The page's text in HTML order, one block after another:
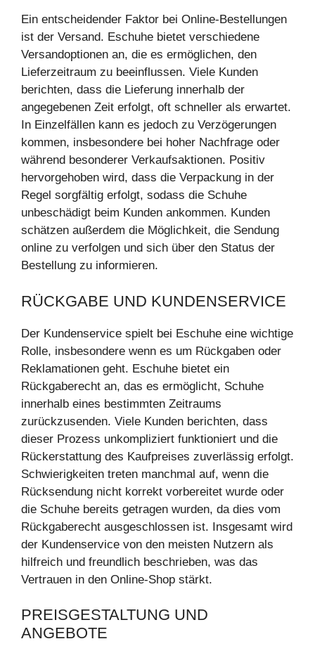
Ein entscheidender Faktor bei Online-Bestellungen
ist der Versand. Eschuhe bietet verschiedene
Versandoptionen an, die es ermöglichen, den
Lieferzeitraum zu beeinflussen. Viele Kunden
berichten, dass die Lieferung innerhalb der
angegebenen Zeit erfolgt, oft schneller als erwartet.
In Einzelfällen kann es jedoch zu Verzögerungen
kommen, insbesondere bei hoher Nachfrage oder
während besonderer Verkaufsaktionen. Positiv
hervorgehoben wird, dass die Verpackung in der
Regel sorgfältig erfolgt, sodass die Schuhe
unbeschädigt beim Kunden ankommen. Kunden
schätzen außerdem die Möglichkeit, die Sendung
online zu verfolgen und sich über den Status der
Bestellung zu informieren.
RÜCKGABE UND KUNDENSERVICE
Der Kundenservice spielt bei Eschuhe eine wichtige
Rolle, insbesondere wenn es um Rückgaben oder
Reklamationen geht. Eschuhe bietet ein
Rückgaberecht an, das es ermöglicht, Schuhe
innerhalb eines bestimmten Zeitraums
zurückzusenden. Viele Kunden berichten, dass
dieser Prozess unkompliziert funktioniert und die
Rückerstattung des Kaufpreises zuverlässig erfolgt.
Schwierigkeiten treten manchmal auf, wenn die
Rücksendung nicht korrekt vorbereitet wurde oder
die Schuhe bereits getragen wurden, da dies vom
Rückgaberecht ausgeschlossen ist. Insgesamt wird
der Kundenservice von den meisten Nutzern als
hilfreich und freundlich beschrieben, was das
Vertrauen in den Online-Shop stärkt.
PREISGESTALTUNG UND
ANGEBOTE